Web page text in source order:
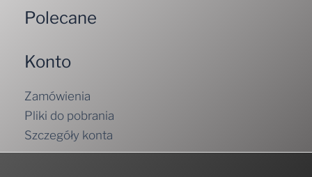
Polecane
Konto
Zamówienia
Pliki do pobrania
Szczegóły konta